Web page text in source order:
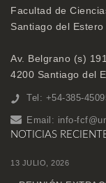
Facultad de
Santiago del Estero
Av. Belgrano (s)
4200 Santiago del
Tel: +54-385-
Email: info-
NOTICIAS
13 JULIO, 2026